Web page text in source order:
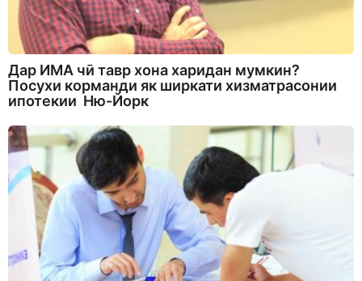
Дар ИМА чӣ тавр хона харидан мумкин?
Посухи корманди як ширкати хизматрасонии
ипотекии Ню-Йорк